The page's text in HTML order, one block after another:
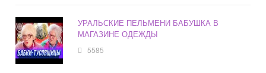
УРАЛЬСКИЕ ПЕЛЬМЕНИ БАБУШКА В
МАГАЗИНЕ ОДЕЖДЫ
5585